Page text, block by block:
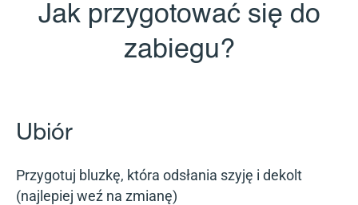
Jak przygotować się do
zabiegu?
Ubiór
Przygotuj bluzkę, która odsłania szyję i dekolt
(najlepiej weź na zmianę)